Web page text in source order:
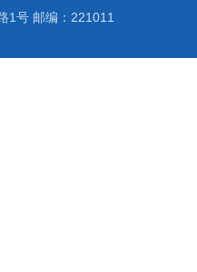
1号 邮编：221011